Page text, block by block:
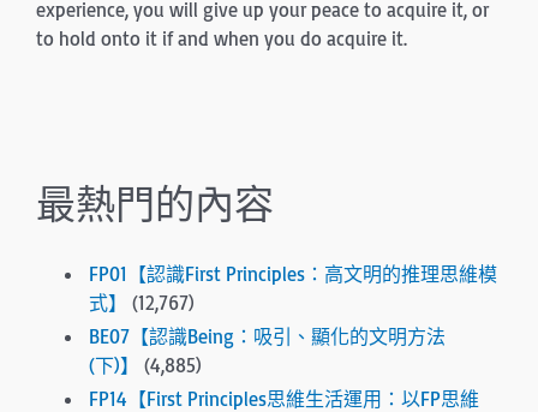
experience, you will give up your peace to acquire it, or
to hold onto it if and when you do acquire it.
最熱門的內容
FP01【認識First Principles：高文明的推理思維模
式】
(12,767)
BE07【認識Being：吸引、顯化的文明方法
(下)】
(4,885)
FP14【First Principles思維生活運用：以FP思維